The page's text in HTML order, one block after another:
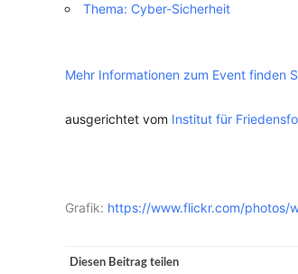
Thema: Cyber-Sicherheit
Mehr Informationen zum Event finden
ausgerichtet vom Institut für
Grafik: https://www.flickr.com/
Diesen Beitrag teilen